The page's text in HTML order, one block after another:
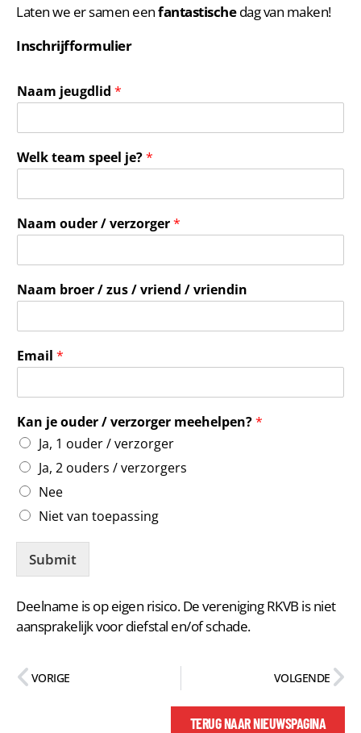
Laten we er samen eenfantastischedag van maken!
Inschrijfformulier
Naam jeugdlid *
Welk team speel je?*
Naam ouder / verzorger*
Naam broer / zus / vriend / vriendin
Email *
Kan je ouder / verzorger meehelpen?*
Ja, 1 ouder / verzorger
Ja, 2 ouders / verzorgers
Nee
Niet van toepassing
Submit
Deelname is op eigen risico. De vereniging RKVB is niet
aansprakelijk voor diefstal en/of schade.
VORIGE VOLGENDE
TERUG NAAR NIEUWSPAGINA